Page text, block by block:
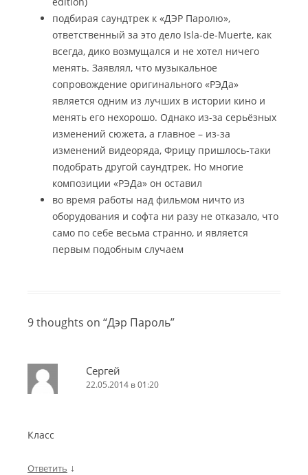
подбирая саундтрек к «ДЭР Паролю»,
ответственный за это дело Isla-de-Muerte, как
всегда, дико возмущался и не хотел ничего
менять. Заявлял, что музыкальное
сопровождение оригинального «РЭДа»
является одним из лучших в истории кино и
менять его нехорошо. Однако из-за серьёзных
изменений сюжета, а главное – из-за
изменений видеоряда, Фрицу пришлось-таки
подобрать другой саундтрек. Но многие
композиции «РЭДа» он оставил
во время работы над фильмом ничто из
оборудования и софта ни разу не отказало, что
само по себе весьма странно, и является
первым подобным случаем
9 thoughts on “Дэр Пароль”
Сергей
22.05.2014 в 01:20
Класс
Ответить ↓